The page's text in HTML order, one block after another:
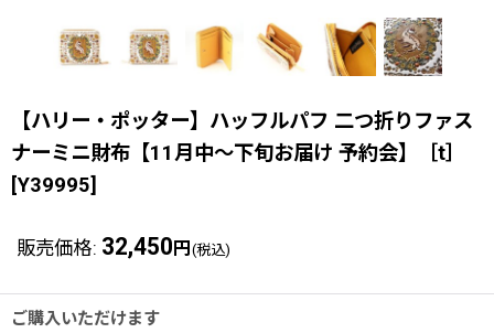
【ハリー・ポッター】ハッフルパフ 二つ折りファス
ナーミニ財布【11月中〜下旬お届け 予約会】［t］
[Y39995]
販売価格: 32,450 円 (税込)
ご購入いただけます